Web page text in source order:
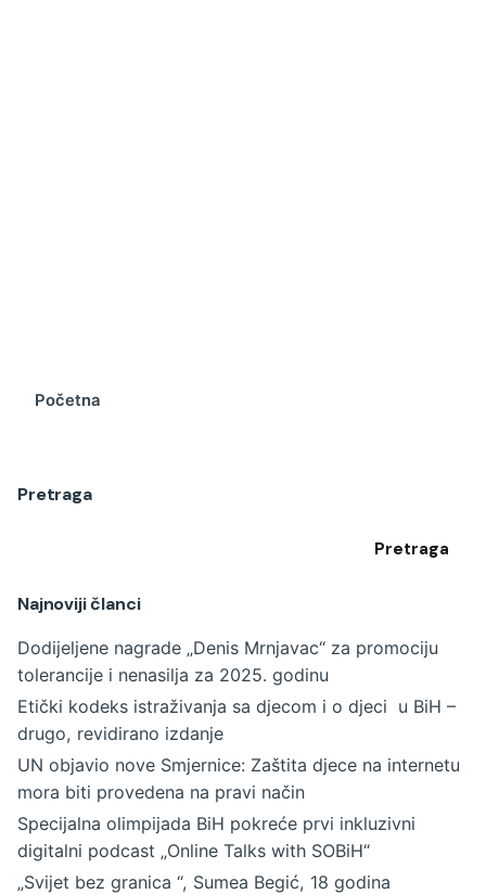
Početna
Pretraga
Pretraga
Najnoviji članci
Dodijeljene nagrade „Denis Mrnjavac“ za promociju
tolerancije i nenasilja za 2025. godinu
Etički kodeks istraživanja sa djecom i o djeci u BiH –
drugo, revidirano izdanje
UN objavio nove Smjernice: Zaštita djece na internetu
mora biti provedena na pravi način
Specijalna olimpijada BiH pokreće prvi inkluzivni
digitalni podcast „Online Talks with SOBiH“
„Svijet bez granica “, Sumea Begić, 18 godina